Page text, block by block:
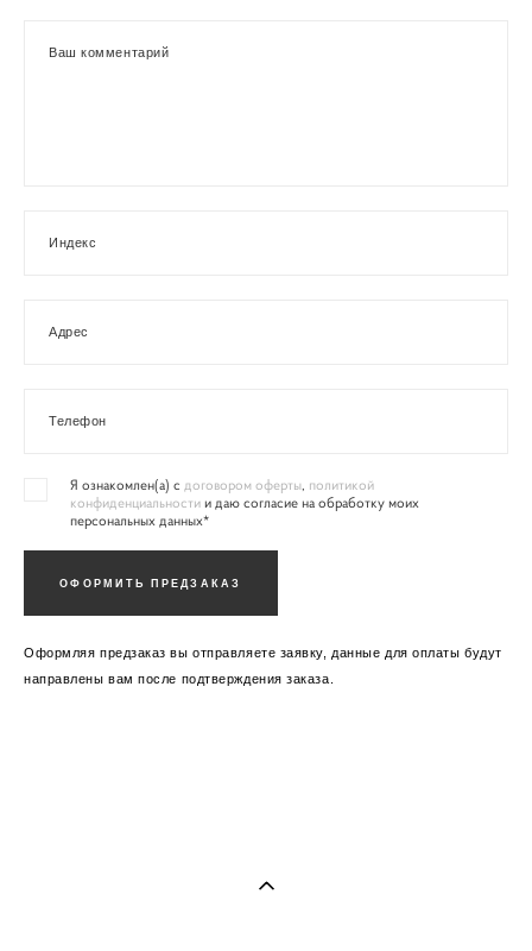
Ваш комментарий
Индекс
Адрес
Телефон
Я ознакомлен(а) с договором оферты политикой
конфиденциальности и даю согласие на обработку моих
персональных данных*
ОФОРМИТЬ ПРЕДЗАКАЗ
Оформляя предзаказ вы отправляете заявку, данные для оплаты будут
направлены вам после подтверждения заказа.